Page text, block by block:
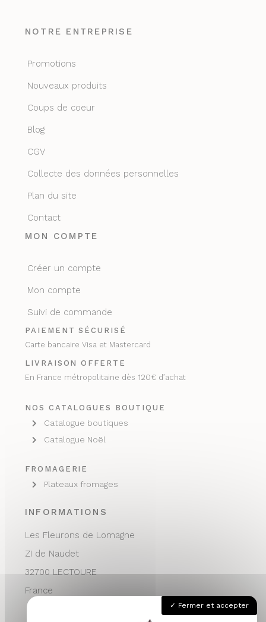
INFORMATIONS
Les Fleurons de Lomagne
ZI de Naudet
32700 LECTOURE
France
NOTRE ENTREPRISE
Promotions
Nouveaux produits
Coups de coeur
Blog
CGV
Collecte des données personnelles
Plan du site
Contact
MON COMPTE
Créer un compte
Mon compte
Suivi de commande
PAIEMENT SÉCURISÉ
Carte bancaire Visa et Mastercard
LIVRAISON OFFERTE
En France métropolitaine dès 120€ d’achat
NOS CATALOGUES BOUTIQUE
Catalogue boutiques
Catalogue Noël
FROMAGERIE
Plateaux fromages
Fermer et accepter